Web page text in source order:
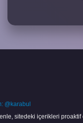
@karabul
sitedeki içerikleri